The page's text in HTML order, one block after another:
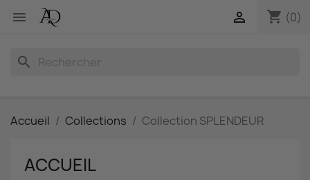
 shopping_cart (0)

search
Accueil Collections Collection SPLENDEUR
ACCUEIL